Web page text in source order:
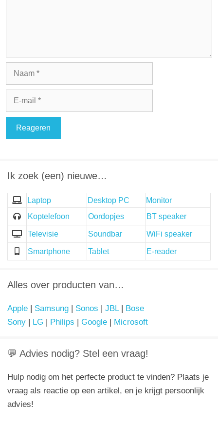
Naam
Ik zoek (een) nieuwe…
Laptop Desktop PC
Monitor
Koptelefoon
Oordopjes BT speaker
Televisie Soundbar WiFi speaker
Smartphone Tablet E-reader
Alles over producten van…
Apple Samsung Sonos JBL|
Bose
Sony
LG Philips Google Microsoft
💬 Advies nodig? Stel een vraag!
Hulp nodig om het perfecte product te vinden? Plaats je
vraag als reactie op een artikel, en je krijgt persoonlijk
advies!